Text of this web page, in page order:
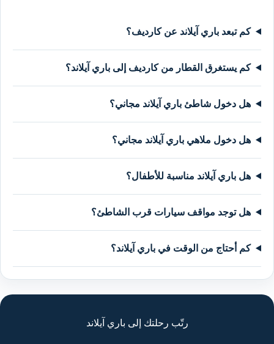
كم تبعد باري آيلاند عن كارديف؟
كم يستغرق القطار من كارديف إلى باري آيلاند؟
هل دخول شاطئ باري آيلاند مجاني؟
هل دخول ملاهي باري آيلاند مجاني؟
هل باري آيلاند مناسبة للأطفال؟
هل توجد مواقف سيارات قرب الشاطئ؟
كم أحتاج من الوقت في باري آيلاند؟
رتّب رحلتك إلى باري آيلاند